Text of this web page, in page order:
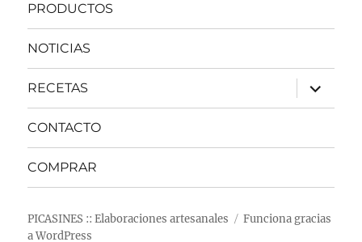
PRODUCTOS
NOTICIAS
RECETAS
expande
el
menú
CONTACTO
COMPRAR
PICASINES :: Elaboraciones artesanales
Funciona gracias
a WordPress